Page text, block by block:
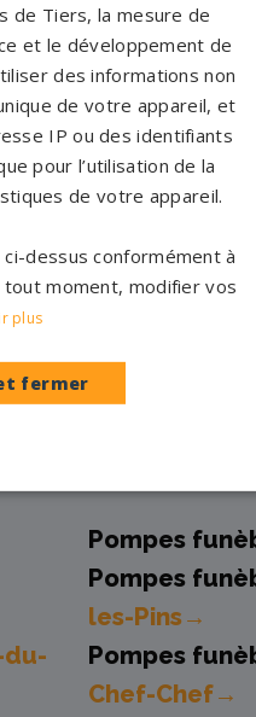
à
Pompes
Pompes
Pompes
les-Pins→
du-
Pompes
Chef-Chef→
de Tiers, la mesure de
et le développement de
des informations non
de votre appareil, et
IP ou des identifiants
pour l’utilisation de la
de votre appareil.
dessus conformément à
tout moment, modifier vos
plus
fermer